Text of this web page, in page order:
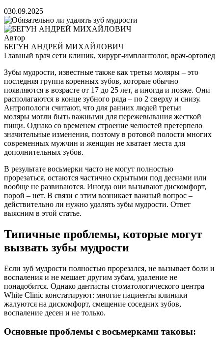
030.09.2025
Автор
БЕГУН АНДРЕЙ МИХАЙЛОВИЧ
Главный врач сети клиник, хирург-имплантолог, врач-ортопед
Зубы мудрости, известные также как третьи моляры – это
последняя группа коренных зубов, которые обычно
появляются в возрасте от 17 до 25 лет, а иногда и позже. Они
располагаются в конце зубного ряда – по 2 сверху и снизу.
Антропологи считают, что для ранних людей третьи
моляры могли быть важными для пережевывания жесткой
пищи. Однако со временем строение челюстей претерпело
значительные изменения, поэтому в ротовой полости многих
современных мужчин и женщин не хватает места для
дополнительных зубов.
В результате восьмерки часто не могут полностью
прорезаться, остаются частично скрытыми под деснами или
вообще не развиваются. Иногда они вызывают дискомфорт,
порой – нет. В связи с этим возникает важный вопрос –
действительно ли нужно удалять зубы мудрости. Ответ
выясним в этой статье.
Типичные проблемы, которые могут
вызвать зубы мудрости
Если зуб мудрости полностью прорезался, не вызывает боли и
воспаления и не мешает другим зубам, удаление не
понадобится. Однако дантисты стоматологического центра
White Clinic констатируют: многие пациенты клиники
жалуются на дискомфорт, смещение соседних зубов,
воспаление десен и не только.
Основные проблемы с восьмерками таковы: